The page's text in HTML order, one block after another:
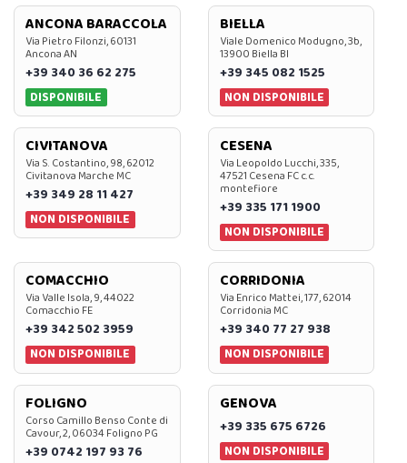
ANCONA BARACCOLA
Via Pietro Filonzi, 60131
Ancona AN
+39 340 36 62 275
DISPONIBILE
BIELLA
Viale Domenico Modugno, 3b,
13900 Biella BI
+39 345 082 1525
NON DISPONIBILE
CIVITANOVA
Via S. Costantino, 98, 62012
Civitanova Marche MC
+39 349 28 11 427
NON DISPONIBILE
CESENA
Via Leopoldo Lucchi, 335,
47521 Cesena FC c.c.
montefiore
+39 335 171 1900
NON DISPONIBILE
COMACCHIO
Via Valle Isola, 9, 44022
Comacchio FE
+39 342 502 3959
NON DISPONIBILE
CORRIDONIA
Via Enrico Mattei, 177, 62014
Corridonia MC
+39 340 77 27 938
NON DISPONIBILE
FOLIGNO
Corso Camillo Benso Conte di
Cavour, 2, 06034 Foligno PG
+39 0742 197 93 76
GENOVA
+39 335 675 6726
NON DISPONIBILE